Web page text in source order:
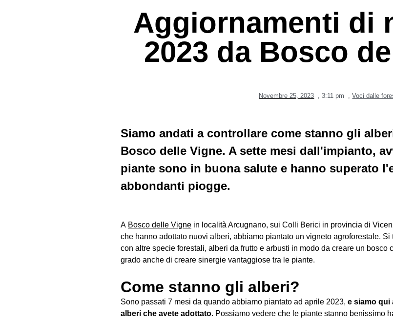
Aggiornamenti di
2023 da Bosco
Novembre 25, 2023 3:11 pm Voci dalle
Siamo andati a controllare come stanno gli
Bosco delle Vigne. A sette mesi dall'impianto,
piante sono in buona salute e hanno superato
abbondanti piogge.
A Bosco delle Vignein località Arcugnano, sui Colli Berici in provincia di
che hanno adottato nuovi alberi, abbiamo piantato un vigneto agroforestale.
con altre specie forestali, alberi da frutto e arbusti in modo da creare un bosco
grado anche di creare sinergie vantaggiose tra le piante.
Come stanno gli alberi?
Sono passati 7 mesi da quando abbiamo piantato ad aprile 2023, e siamo qui
alberi che avete adottato. Possiamo vedere che le piante stanno benissimo